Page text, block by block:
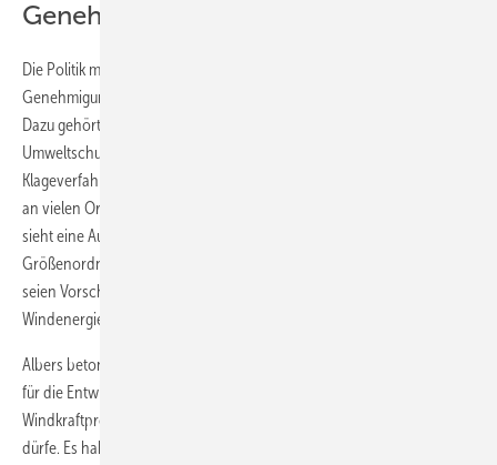
Genehmigungsprobleme beheben
Die Politik müsse alsbald allerdings auch Rahmenverfahren für die
Genehmigung von Windkraftanlagen neu abstecken, sagte Albers.
Dazu gehörten begrenzte Widerspruchszeiten für
Umweltschutzverbände und Windkraftgegner oder kürzere
Klageverfahren. Auch müsse am von Branche und Politik mittlerweile
an vielen Orten geteilten Zwei-Prozent-Ziel festgehalten werden. Es
sieht eine Ausweisung von Windparkeignungsflächen in der
Größenordnung von zwei Prozent der Landesfläche vor. Zugleich
seien Vorschläge aus der Windkraft zu nutzen, wie die Akzeptanz des
Windenergieausbaus zu stärken ist.
Albers betonte, dass der von der Regierung eingerichtete Arbeitskreis
für die Entwicklung von Akzeptanzstrategien für neue
Windkraftprojekte nicht durch den Windkraftgipfel kopiert werden
dürfe. Es habe im Akzeptanzarbeitskreis bedauerlicherweise bisher